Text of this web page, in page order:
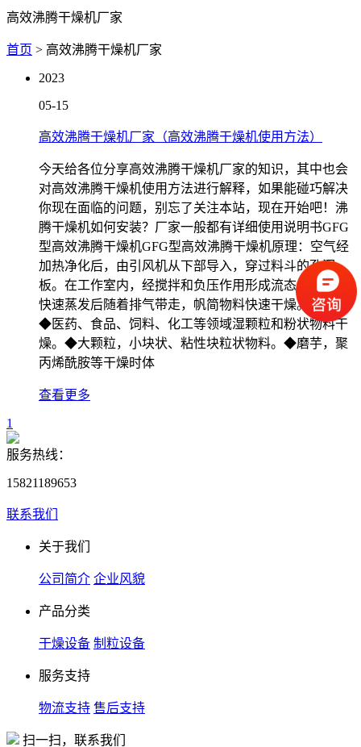
高效沸腾干燥机厂家
首页 > 高效沸腾干燥机厂家
2023
05-15
高效沸腾干燥机厂家（高效沸腾干燥机使用方法）
今天给各位分享高效沸腾干燥机厂家的知识，其中也会
对高效沸腾干燥机使用方法进行解释，如果能碰巧解决
你现在面临的问题，别忘了关注本站，现在开始吧！沸
腾干燥机如何安装？厂家一般都有详细使用说明书GFG
型高效沸腾干燥机GFG型高效沸腾干燥机原理：空气经
加热净化后，由引风机从下部导入，穿过料斗的孔洞
板。在工作室内，经搅拌和负压作用形成流态化，水份
快速蒸发后随着排气带走，帆简物料快速干燥。用途：
◆医药、食品、饲料、化工等领域湿颗粒和粉状物料干
燥。◆大颗粒，小块状、粘性块粒状物料。◆磨芋，聚
丙烯酰胺等干燥时体
查看更多
1
服务热线：
15821189653
联系我们
关于我们
公司简介 企业风貌
产品分类
干燥设备 制粒设备
服务支持
物流支持 售后支持
扫一扫，联系我们